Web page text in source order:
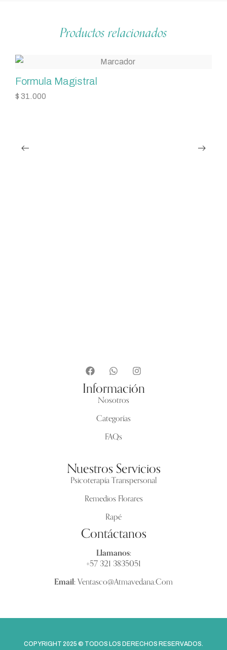
Productos relacionados
Formula Magistral
$ 31.000
Información
Nosotros
Categorías
FAQs
Nuestros Servicios
Psicoterapía Transpersonal
Remedios Florares
Rapé
Contáctanos
Llamanos:
+57 321 3835051
Email:Ventasco@atmavedana.com
COPYRIGHT 2025 © TODOS LOS DERECHOS RESERVADOS.